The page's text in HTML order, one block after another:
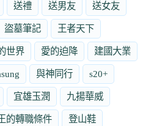
送禮 送男友 送女友
盜墓筆記 王者天下
世界 愛的迫降 建國大業
與神同行 s20+
宜雄玉潤 九揚華威
的轉職條件 登山鞋